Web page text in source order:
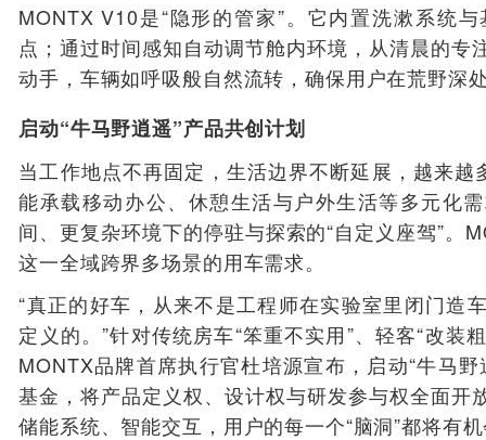
MONTX V10是“隐形的管家”。它内置洗漱系统
点；通过时间感知自动调节舱内环境，从清晨的专
动手，车辆如呼吸般自然流转，确保用户在荒野深
启动“牛马野逍遥”产品共创计划
当工作地点不再固定，生活边界不断延展，越来越
能承载移动办公、休憩生活与户外生活等多元化
间、更复杂环境下的停驻与探索的“自定义座驾”。
这一全域跨界多场景的用车需求。
“真正的好车，从来不是工程师在实验室里闭门造
定义的。”针对传统房车“笨重不实用”、轻客“改装
MONTX品牌首席执行官杜培源宣布，启动“牛马
基金，将产品定义权、设计权与研发参与权全面开
储能系统、智能交互，用户的每一个“脑洞”都将有